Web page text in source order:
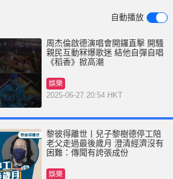
自動播放
周杰倫啟德演唱會開鑼直擊 開騷
親民互動冧爆歌迷 結他自彈自唱
《稻香》掀高潮
娛樂
2025-06-27 20:54 HKT
黎彼得離世丨兒子黎樹德停工陪
老父走過最後歲月 澄清經濟沒有
困難：傳聞有誇張成份
娛樂